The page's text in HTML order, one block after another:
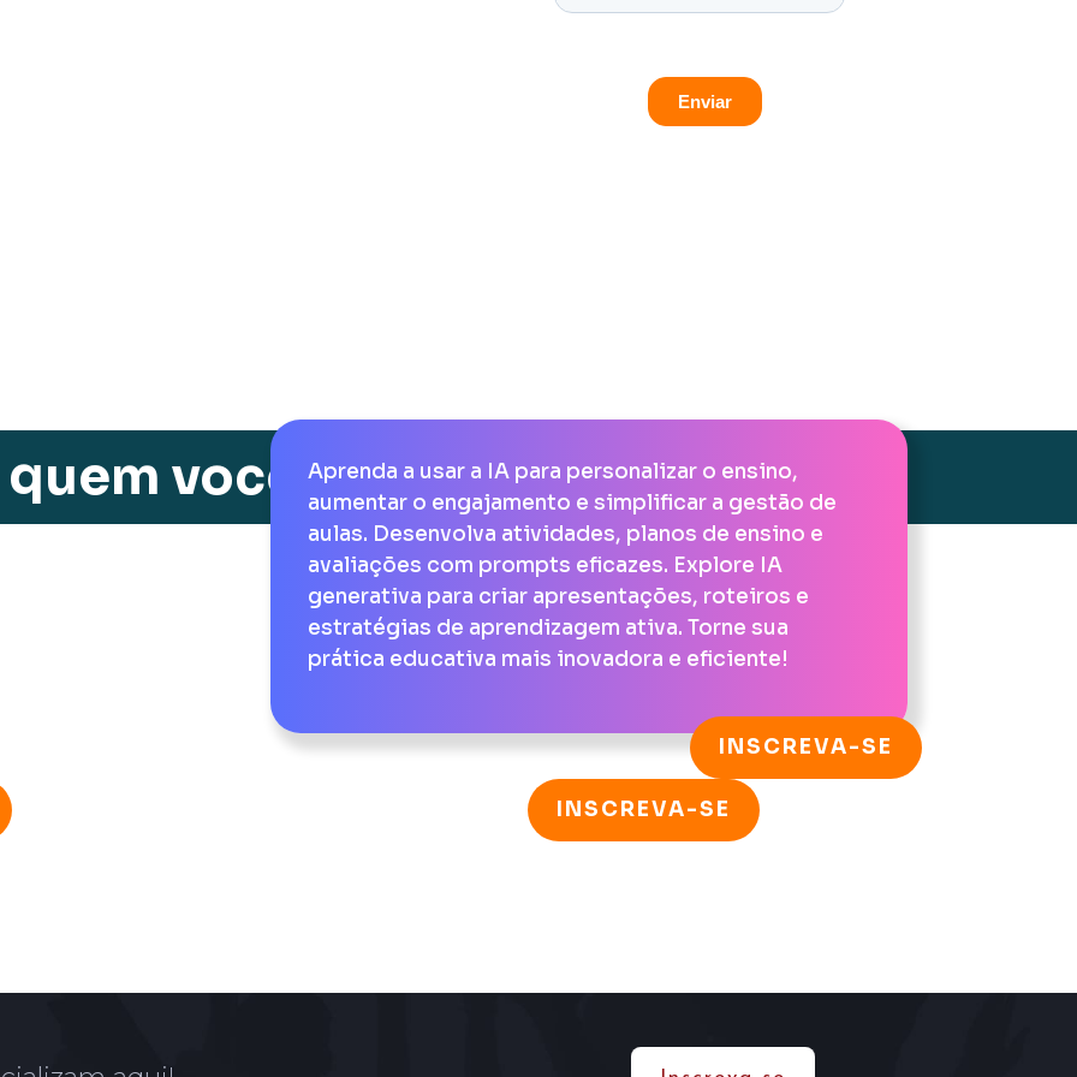
Aprenda a usar a IA para personalizar o ensino,
aumentar o engajamento e simplificar a gestão de
aulas. Desenvolva atividades, planos de ensino e
avaliações com prompts eficazes. Explore IA
generativa para criar apresentações, roteiros e
estratégias de aprendizagem ativa. Torne sua
prática educativa mais inovadora e eficiente!
INSCREVA-SE
você vai aprender?
INSCREVA-SE